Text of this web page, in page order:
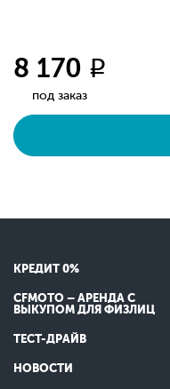
8 170 q
под заказ
КРЕДИТ 0%
CFMOTO – АРЕНДА С
ВЫКУПОМ ДЛЯ ФИЗЛИЦ
ТЕСТ-ДРАЙВ
НОВОСТИ